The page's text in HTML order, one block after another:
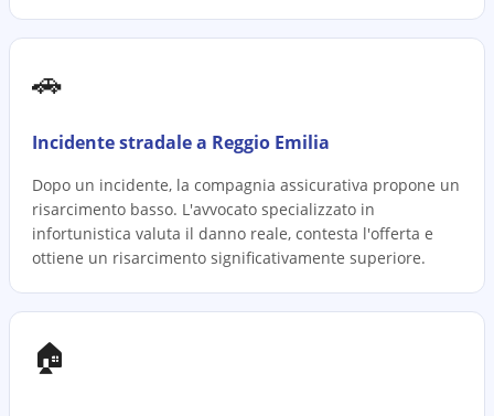
🚗
Incidente stradale a Reggio Emilia
Dopo un incidente, la compagnia assicurativa propone un
risarcimento basso. L'avvocato specializzato in
infortunistica valuta il danno reale, contesta l'offerta e
ottiene un risarcimento significativamente superiore.
🏠